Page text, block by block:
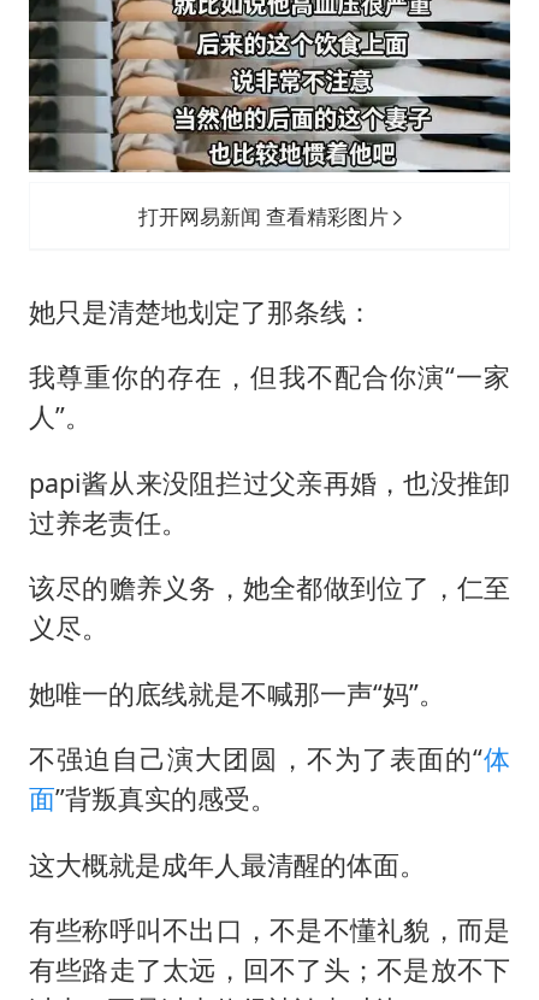
打开网易新闻 查看精彩图片
她只是清楚地划定了那条线：
我尊重你的存在，但我不配合你演“一家
人”。
papi酱从来没阻拦过父亲再婚，也没推卸
过养老责任。
该尽的赡养义务，她全都做到位了，仁至
义尽。
她唯一的底线就是不喊那一声“妈”。
不强迫自己演大团圆，不为了表面的“体
面”背叛真实的感受。
这大概就是成年人最清醒的体面。
有些称呼叫不出口，不是不懂礼貌，而是
有些路走了太远，回不了头；不是放不下